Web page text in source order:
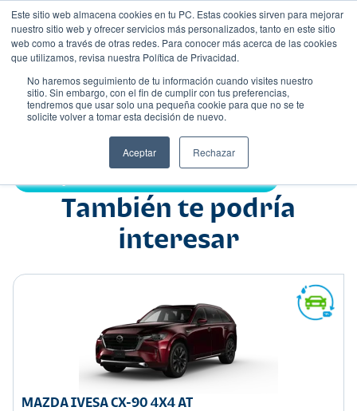
Este sitio web almacena cookies en tu PC. Estas cookies sirven para mejorar
nuestro sitio web y ofrecer servicios más personalizados, tanto en este sitio
web como a través de otras redes. Para conocer más acerca de las cookies
que utilizamos, revisa nuestra Política de Privacidad.
No haremos seguimiento de tu información cuando visites nuestro
sitio. Sin embargo, con el fin de cumplir con tus preferencias,
tendremos que usar solo una pequeña cookie para que no se te
solicite volver a tomar esta decisión de nuevo.
Aceptar Rechazar
Nombre
También te podría
interesar
MAZDA IVESA CX-90 4X4 AT